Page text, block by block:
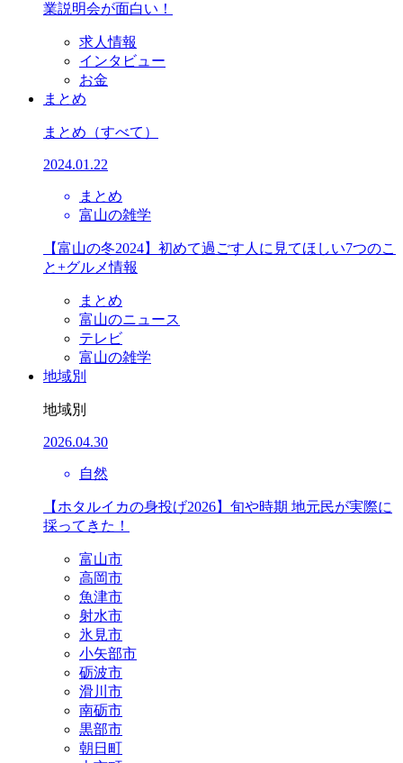
業説明会が面白い！
求人情報
インタビュー
お金
まとめ
まとめ （すべて）
2024.01.22
まとめ
富山の雑学
【富山の冬2024】初めて過ごす人に見てほしい7つのこ
と+グルメ情報
まとめ
富山のニュース
テレビ
富山の雑学
地域別
地域別
2026.04.30
自然
【ホタルイカの身投げ2026】旬や時期 地元民が実際に
採ってきた！
富山市
高岡市
魚津市
射水市
氷見市
小矢部市
砺波市
滑川市
南砺市
黒部市
朝日町